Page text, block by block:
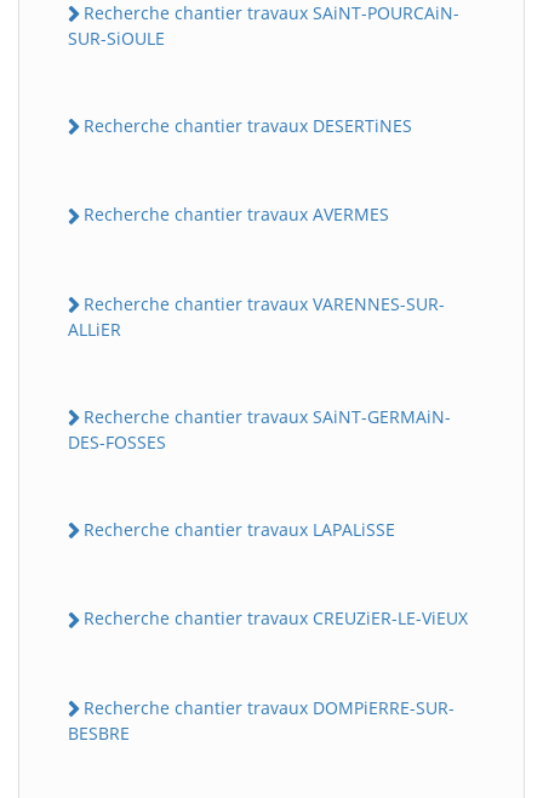
Recherche chantier travaux SAiNT-POURCAiN-
SUR-SiOULE
Recherche chantier travaux DESERTiNES
Recherche chantier travaux AVERMES
Recherche chantier travaux VARENNES-SUR-
ALLiER
Recherche chantier travaux SAiNT-GERMAiN-
DES-FOSSES
Recherche chantier travaux LAPALiSSE
Recherche chantier travaux CREUZiER-LE-ViEUX
Recherche chantier travaux DOMPiERRE-SUR-
BESBRE